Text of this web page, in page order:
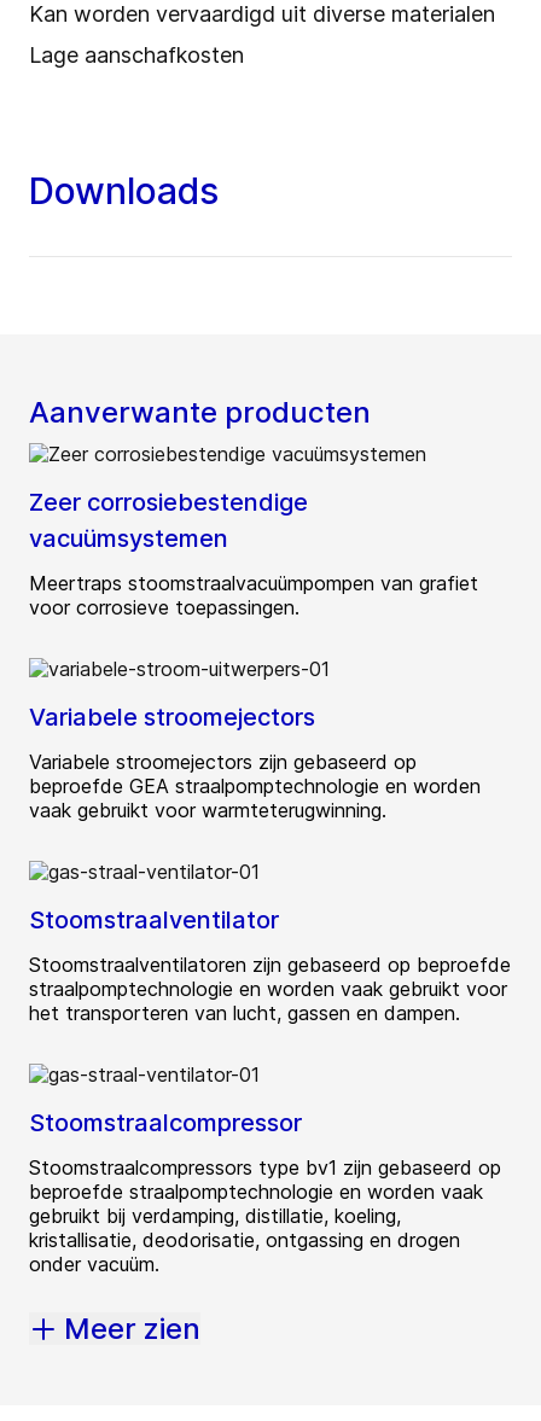
Kan worden vervaardigd uit diverse materialen
Lage aanschafkosten
Downloads
Aanverwante producten
Zeer corrosiebestendige
vacuümsystemen
Meertraps stoomstraalvacuümpompen van grafiet
voor corrosieve toepassingen.
Variabele stroomejectors
Variabele stroomejectors zijn gebaseerd op
beproefde GEA straalpomptechnologie en worden
vaak gebruikt voor warmteterugwinning.
Stoomstraalventilator
Stoomstraalventilatoren zijn gebaseerd op beproefde
straalpomptechnologie en worden vaak gebruikt voor
het transporteren van lucht, gassen en dampen.
Stoomstraalcompressor
Stoomstraalcompressors type bv1 zijn gebaseerd op
beproefde straalpomptechnologie en worden vaak
gebruikt bij verdamping, distillatie, koeling,
kristallisatie, deodorisatie, ontgassing en drogen
onder vacuüm.
Meer zien